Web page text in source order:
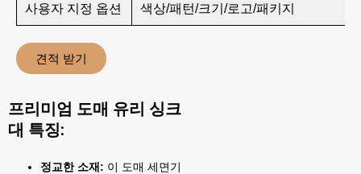
사용자 지정 옵션 색상/패턴/크기/로고/패키지
견적 받기
프리미엄 도매 유리 싱크
대 특징:
정교한 소재: 이 도매 세면기